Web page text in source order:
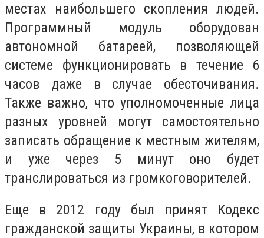
местах наибольшего скопления людей.
Программный модуль оборудован
автономной батареей, позволяющей
системе функционировать в течение 6
часов даже в случае обесточивания.
Также важно, что уполномоченные лица
разных уровней могут самостоятельно
записать обращение к местным жителям,
и уже через 5 минут оно будет
транслироваться из громкоговорителей.
Еще в 2012 году был принят Кодекс
гражданской защиты Украины, в котором